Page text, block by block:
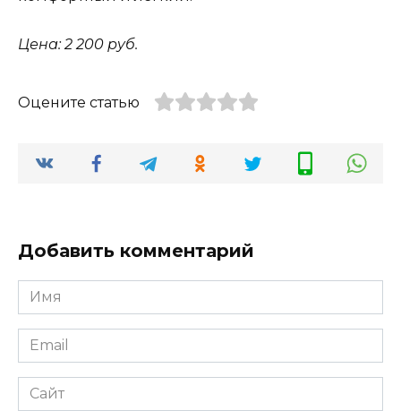
Цена: 2 200 руб.
Оцените статью
Добавить комментарий
Имя
*
Email
*
Сайт